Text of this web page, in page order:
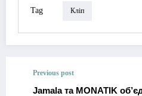
Tag Кліп
Previous post
Jamala та MONATIK